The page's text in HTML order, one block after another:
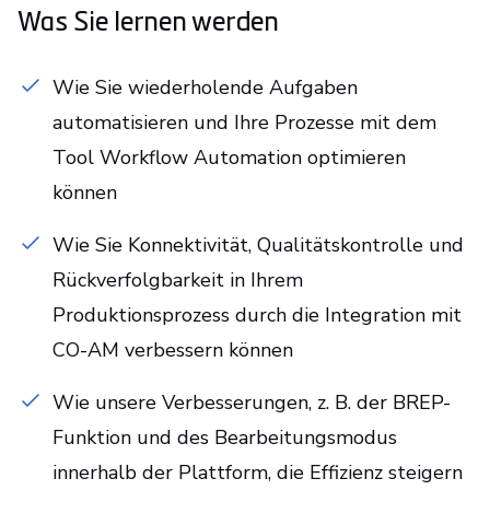
Was Sie lernen werden
Wie Sie wiederholende Aufgaben
automatisieren und Ihre Prozesse mit dem
Tool Workflow Automation optimieren
können
Wie Sie Konnektivität, Qualitätskontrolle und
Rückverfolgbarkeit in Ihrem
Produktionsprozess durch die Integration mit
CO-AM verbessern können
Wie unsere Verbesserungen, z. B. der BREP-
Funktion und des Bearbeitungsmodus
innerhalb der Plattform, die Effizienz steigern